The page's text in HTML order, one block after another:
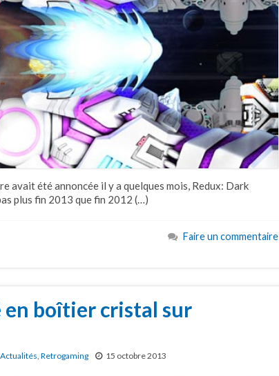
avait été annoncée il y a quelques mois, Redux: Dark
plus fin 2013 que fin 2012 (…)
Faire un commentaire
en boîtier cristal sur
Actualités Retrogaming 15 octobre 2013